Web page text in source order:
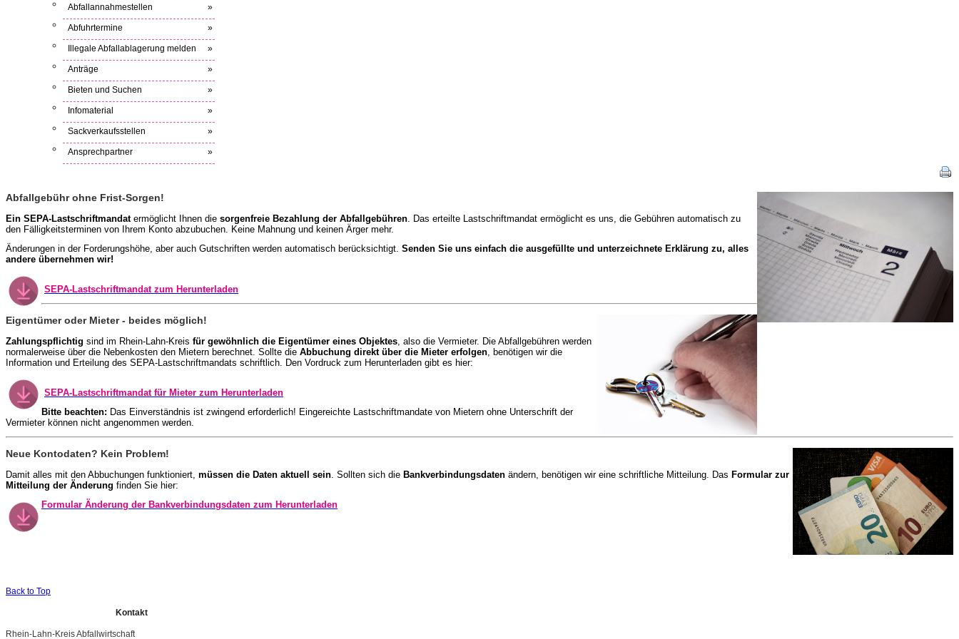
Abfallannahmestellen »
Abfuhrtermine »
Illegale Abfallablagerung melden »
Anträge »
Bieten und Suchen »
Infomaterial »
Sackverkaufsstellen »
Ansprechpartner »
Abfallgebühr ohne Frist-Sorgen!
Ein SEPA-Lastschriftmandatermöglicht Ihnen die sorgenfreie Bezahlung der Abfallgebühren. Das erteilte Lastschriftmandat ermöglicht es uns, die Gebühren automatisch zu
den Fälligkeitsterminen von Ihrem Konto abzubuchen. Keine Mahnung und keinen Ärger mehr.
Änderungen in der Forderungshöhe, aber auch Gutschriften werden automatisch berücksichtigt. Senden Sie uns einfach die ausgefüllte und unterzeichnete Erklärung zu, alles
andere übernehmen wir!
SEPA-Lastschriftmandat zum Herunterladen
Eigentümer oder Mieter - beides möglich!
Zahlungspflichtig sind im Rhein-Lahn-Kreis für gewöhnlich die Eigentümer eines Objektes, also die Vermieter. Die Abfallgebühren werden
normalerweise über die Nebenkosten den Mietern berechnet. Sollte die Abbuchung direkt über die Mieter erfolgen, benötigen wir die
Information und Erteilung des SEPA-Lastschriftmandats schriftlich. Den Vordruck zum Herunterladen gibt es hier:
SEPA-Lastschriftmandat für Mieter zum Herunterladen
Bitte beachten: Das Einverständnis ist zwingend erforderlich! Eingereichte Lastschriftmandate von Mietern ohne Unterschrift der
Vermieter können nicht angenommen werden.
Neue Kontodaten? Kein Problem!
Damit alles mit den Abbuchungen funktioniert, müssen die Daten aktuell sein. Sollten sich die Bankverbindungsdaten ändern, benötigen wir eine schriftliche Mitteilung. Das Formular zur
Mitteilung der Änderung finden Sie hier:
Formular Änderung der Bankverbindungsdaten zum Herunterladen
Back to Top
Kontakt
Rhein-Lahn-Kreis Abfallwirtschaft